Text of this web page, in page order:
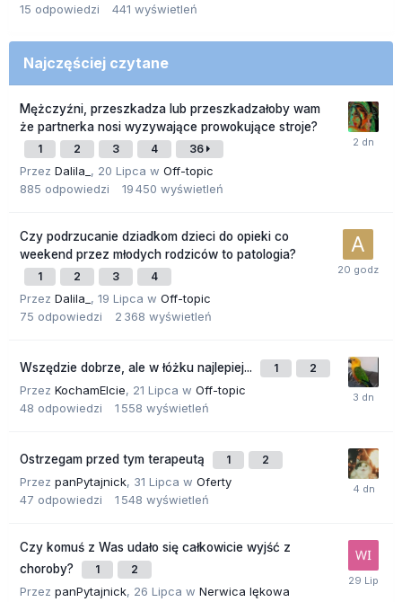
15 odpowiedzi 441 wyświetleń
Najczęściej czytane
Mężczyźni, przeszkadza lub przeszkadzałoby wam
że partnerka nosi wyzywające prowokujące stroje?
1 2 3 4 36
Przez Dalila_ , 20 Lipca w Off-topic
885 odpowiedzi 19 450 wyświetleń
Czy podrzucanie dziadkom dzieci do opieki co
weekend przez młodych rodziców to patologia?
1 2 3 4
Przez Dalila_ , 19 Lipca w Off-topic
75 odpowiedzi 2 368 wyświetleń
Wszędzie dobrze, ale w łóżku najlepiej... 1 2
Przez KochamElcie, 21 Lipca w Off-topic
48 odpowiedzi 1 558 wyświetleń
Ostrzegam przed tym terapeutą 1 2
Przez panPytajnick, 31 Lipca w Oferty
47 odpowiedzi 1 548 wyświetleń
Czy komuś z Was udało się całkowicie wyjść z
choroby?
1 2
Przez panPytajnick, 26 Lipca w Nerwica lękowa